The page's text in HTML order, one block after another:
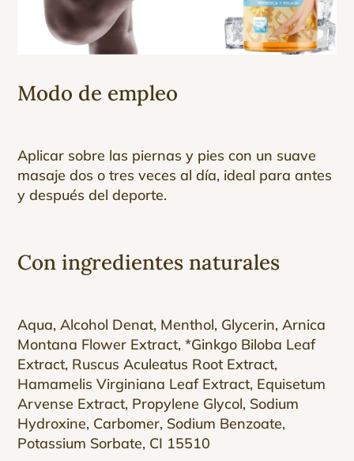
Modo de empleo
Aplicar sobre las piernas y pies con un suave
masaje dos o tres veces al día, ideal para antes
y después del deporte.
Con ingredientes naturales
Aqua, Alcohol Denat, Menthol, Glycerin, Arnica
Montana Flower Extract, *Ginkgo Biloba Leaf
Extract, Ruscus Aculeatus Root Extract,
Hamamelis Virginiana Leaf Extract, Equisetum
Arvense Extract, Propylene Glycol, Sodium
Hydroxine, Carbomer, Sodium Benzoate,
Potassium Sorbate, CI 15510